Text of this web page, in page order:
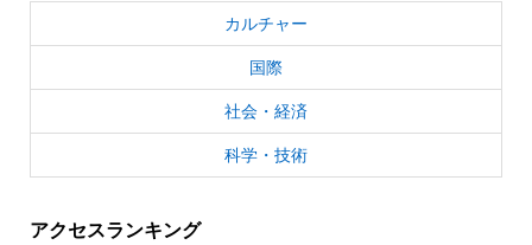
カルチャー
国際
社会・経済
科学・技術
アクセスランキング